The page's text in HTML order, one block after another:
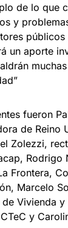
de lo que
y
un aporte
fueron
de
Zolezzi,
Frontera,
Marcelo
Vivienda
y